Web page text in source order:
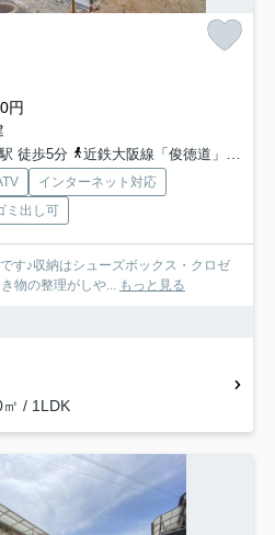
円
徒歩5分
近鉄大阪線「俊徳道」駅 徒歩10分
インターネット対応
ミ出し可
す♪収納はシューズボックス・クロゼ
物の整理がしや... もっと見る
/ 1LDK